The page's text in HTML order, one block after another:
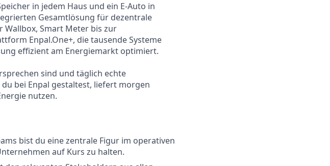
in jedem Haus und ein E-Auto in
Gesamtlösung für dezentrale
Wallbox, Smart Meter bis zur
Enpal.One+, die tausende Systeme
effizient am Energiemarkt optimiert.
sind und täglich echte
bei Enpal gestaltest, liefert morgen
nutzen.
bist du eine zentrale Figur im operativen
auf Kurs zu halten.